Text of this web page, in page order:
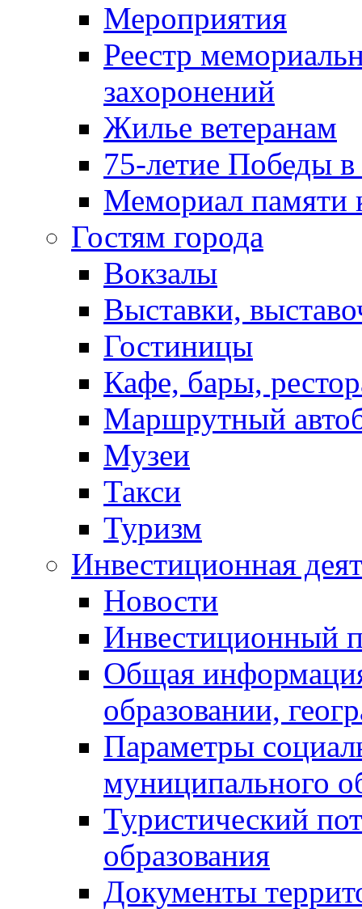
Мероприятия
Реестр
захоронений
Жилье ветеранам
75-летие Победы
Мемориал памяти
Гостям города
Вокзалы
Выставки,
Гостиницы
Кафе, бары,
Маршрутный
Музеи
Такси
Туризм
Инвестиционная
Новости
Инвестиционный
Общая
образовании,
Параметры
муниципального
Туристический
образования
Документы